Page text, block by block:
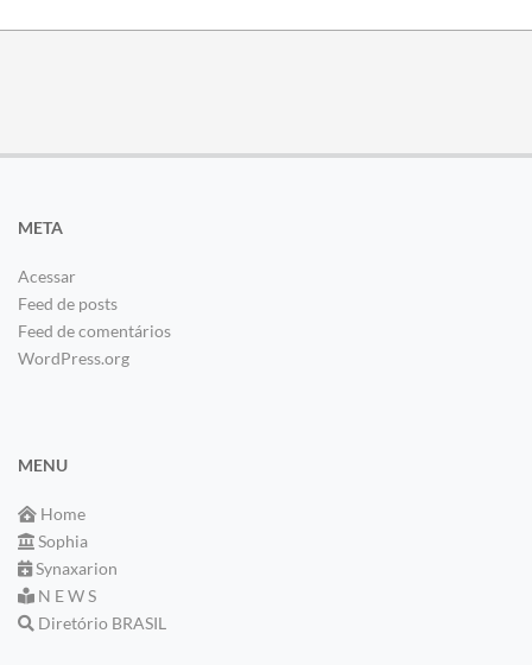
META
Acessar
Feed de posts
Feed de comentários
WordPress.org
MENU
Home
Sophia
Synaxarion
N E W S
Diretório BRASIL